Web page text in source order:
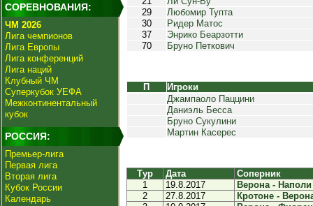
СОРЕВНОВАНИЯ:
ЧМ 2026
Лига чемпионов
Лига Европы
Лига конференций
Лига наций
Клубный ЧМ
Суперкубок УЕФА
Межконтинентальный
кубок
РОССИЯ:
Премьер-лига
Первая лига
Вторая лига
Кубок России
Календарь
29
Любомир Тупта
30
Ридер Матос
37
Энрико Беарзотти
70
Бруно Петкович
П
Игроки
Джампаоло Паццини
Даниэль Бесса
Бруно Сукулини
Мартин Касерес
Тур Дата
Соперник
1
19.8.2017
Верона - Наполи
2
27.8.2017
Кротоне -